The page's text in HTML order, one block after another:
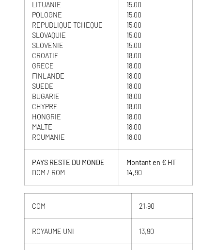
LITUANIE
POLOGNE
REPUBLIQUE TCHEQUE
SLOVAQUIE
SLOVENIE
CROATIE
GRECE
FINLANDE
SUEDE
BUGARIE
CHYPRE
HONGRIE
MALTE
ROUMANIE
15,00
15,00
15,00
15,00
15,00
18,00
18,00
18,00
18,00
18,00
18,00
18,00
18,00
18,00
PAYS RESTE DU MONDE
DOM / ROM
Montant en € HT
14,90
COM 21,90
ROYAUME UNI 13,90